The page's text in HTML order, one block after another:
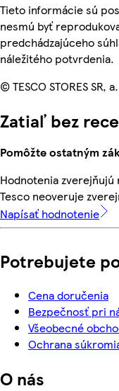
Tieto informácie sú
nesmú byť
predchádzajúceho
náležitého potvrdenia.
© TESCO STORES SR,
Zatiaľ bez
Pomôžte ostatným
Hodnotenia zverejňujú
Tesco neoveruje
Napísať hodnotenie
Potrebujete
Cena doručenia
Bezpečnosť pri
Všeobecné
Ochrana
O nás